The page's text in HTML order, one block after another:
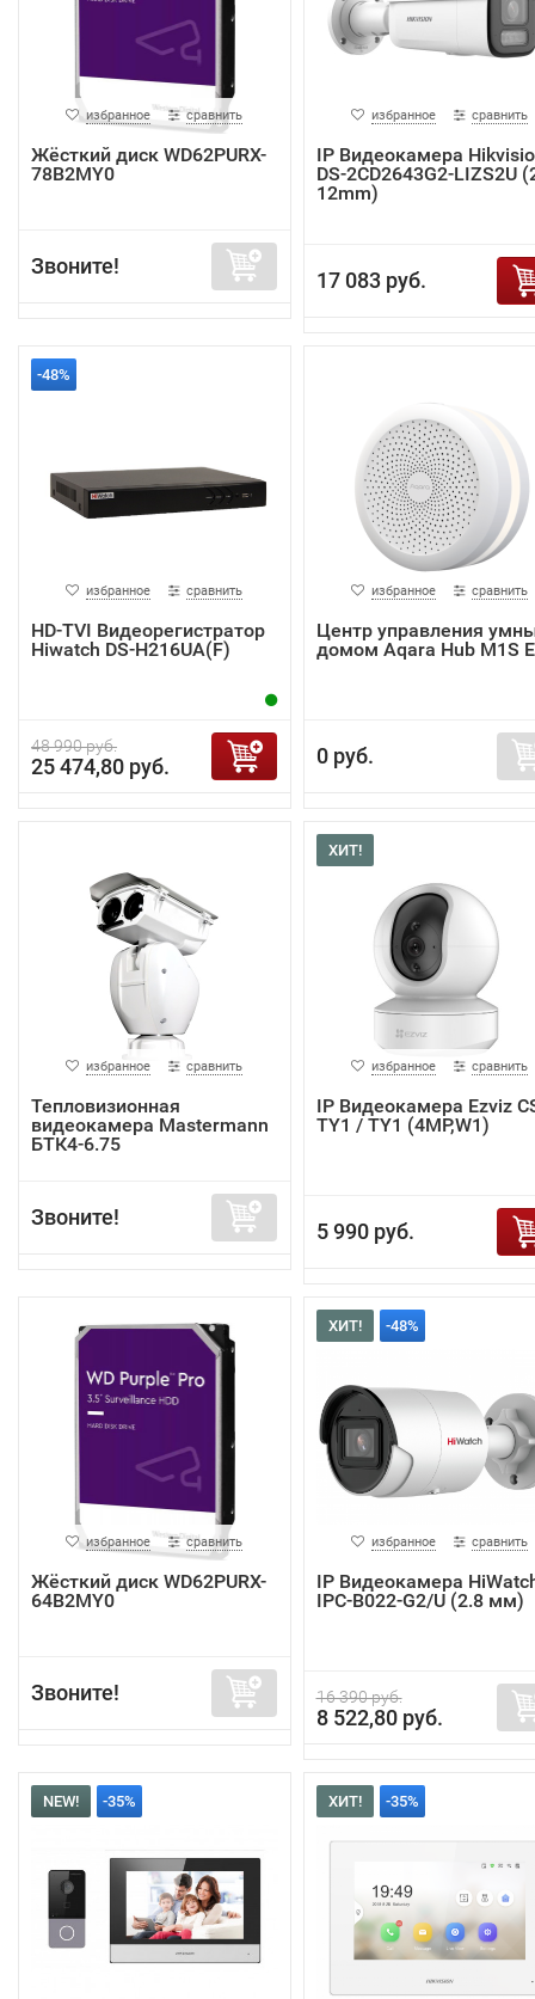
избранное сравнить
Жёсткий диск WD62PURX-
78B2MY0
Звоните!
избранное сравнить
IP Видеокамера
DS-2CD2643G2-LIZS2U
12mm)
17 083 руб.
-48%
избранное сравнить
HD-TVI Видеорегистратор
Hiwatch DS-H216UA(F)
48 990 руб.
25 474,80 руб.
избранное сравнить
Центр управления
домом Aqara Hub M1S
0 руб.
избранное сравнить
Тепловизионная
видеокамера Mastermann
БТК4-6.75
Звоните!
ХИТ!
избранное сравнить
IP Видеокамера Ezviz
TY1 / TY1 (4MP,W1)
5 990 руб.
избранное сравнить
Жёсткий диск WD62PURX-
64B2MY0
Звоните!
ХИТ! -48%
избранное сравнить
IP Видеокамера
IPC-B022-G2/U (2.8 мм)
16 390 руб.
8 522,80 руб.
NEW! -35% ХИТ! -35%